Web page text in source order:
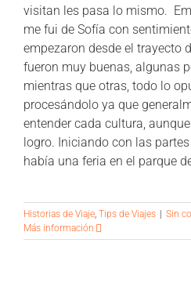
visitan les pasa lo mismo.
me fui de Sofía con
empezaron desde el trayecto
fueron muy buenas, algunas
mientras que otras, todo lo
procesándolo ya que
entender cada cultura,
logro. Iniciando con las
había una feria en el parque
Historias de Viaje, Tips de Viajes
Sin
Más información